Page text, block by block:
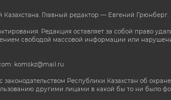
Главный редактор — Евгений Грюнберг.
Редакция оставляет за собой право
свободой массовой информации или
komskz@mail.ru
Республики Казахстан об охране
другими лицами в какой бы то ни было